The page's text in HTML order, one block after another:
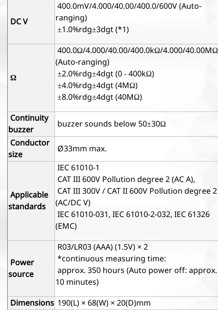
DC V
400.0mV/4.000/40.00/400.0/600V (Auto-
ranging)
±1.0%rdg±3dgt (*1)
Ω
400.0Ω/4.000/40.00/400.0kΩ/4.000/40.00MΩ
(Auto-ranging)
±2.0%rdg±4dgt (0 - 400kΩ)
±4.0%rdg±4dgt (4MΩ)
±8.0%rdg±4dgt (40MΩ)
Continuity
buzzer
buzzer sounds below 50±30Ω
Conductor
size
Ø33mm max.
Applicable
standards
IEC 61010-1
CAT III 600V Pollution degree 2 (AC A),
CAT III 300V / CAT II 600V Pollution degree 2
(AC/DC V)
IEC 61010-031, IEC 61010-2-032, IEC 61326
(EMC)
Power
source
R03/LR03 (AAA) (1.5V) × 2
*continuous measuring time:
approx. 350 hours (Auto power off: approx.
10 minutes)
Dimensions 190(L) × 68(W) × 20(D)mm